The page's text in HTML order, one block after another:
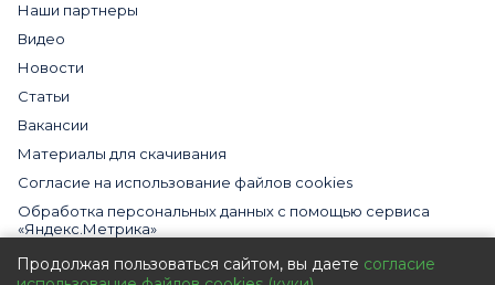
Наши партнеры
Видео
Новости
Статьи
Вакансии
Материалы для скачивания
Cогласие на использование файлов cookies
Обработка персональных данных с помощью сервиса
«Яндекс.Метрика»
Политика в отношении обработки персональных данных
Продолжая пользоваться сайтом, вы даете согласие